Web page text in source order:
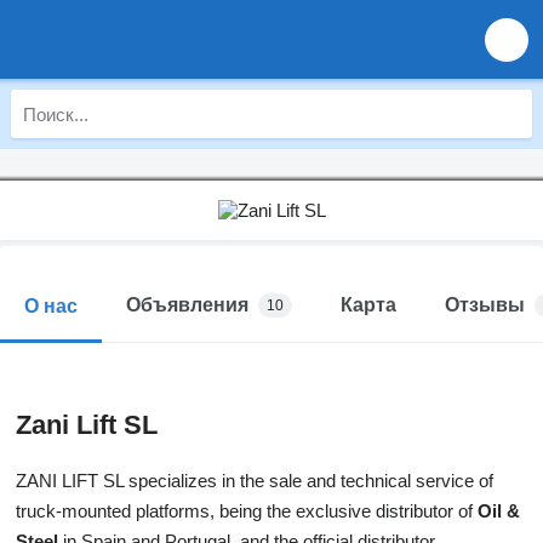
О нас Объявления 10 Карта Отзывы
Zani Lift SL
ZANI LIFT SL specializes in the sale and technical service of
truck-mounted platforms, being the exclusive distributor ofOil &